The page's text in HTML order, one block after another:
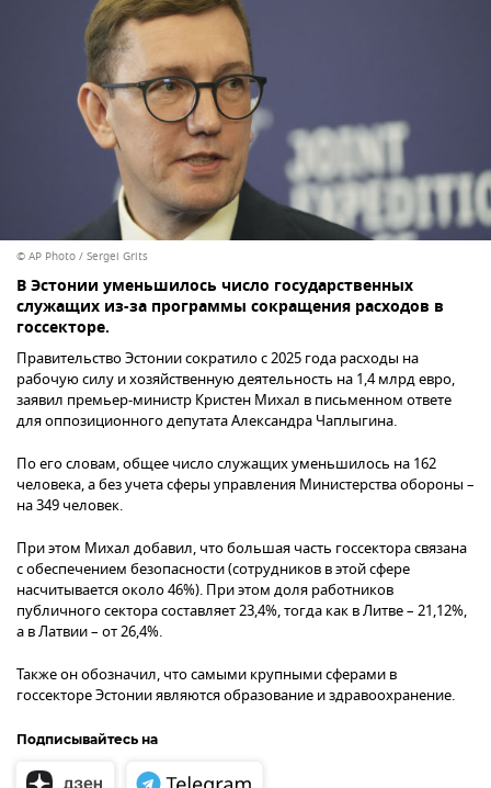
© AP Photo / Sergei Grits
В Эстонии уменьшилось число государственных
служащих из-за программы сокращения расходов в
госсекторе.
Правительство Эстонии сократило с 2025 года расходы на
рабочую силу и хозяйственную деятельность на 1,4 млрд евро,
заявил премьер-министр Кристен Михал в письменном ответе
для оппозиционного депутата Александра Чаплыгина.
По его словам, общее число служащих уменьшилось на 162
человека, а без учета сферы управления Министерства обороны –
на 349 человек.
При этом Михал добавил, что большая часть госсектора связана
с обеспечением безопасности (сотрудников в этой сфере
насчитывается около 46%). При этом доля работников
публичного сектора составляет 23,4%, тогда как в Литве – 21,12%,
а в Латвии – от 26,4%.
Также он обозначил, что самыми крупными сферами в
госсекторе Эстонии являются образование и здравоохранение.
Подписывайтесь на